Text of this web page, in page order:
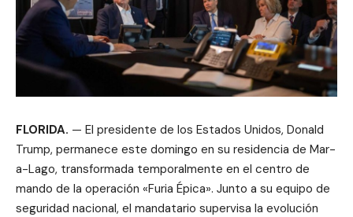
FLORIDA. — El presidente de los Estados Unidos, Donald
Trump, permanece este domingo en su residencia de Mar-
a-Lago, transformada temporalmente en el centro de
mando de la operación «Furia Épica». Junto a su equipo de
seguridad nacional, el mandatario supervisa la evolución